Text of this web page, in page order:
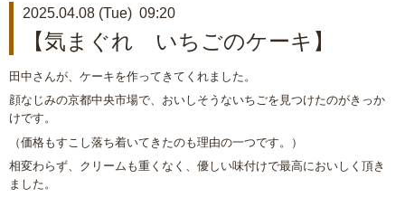
2025.04.08 (Tue) 09:20
【気まぐれ いちごのケーキ】
田中さんが、ケーキを作ってきてくれました。
顔なじみの京都中央市場で、おいしそうないちごを見つけたのがきっか
けです。
（価格もすこし落ち着いてきたのも理由の一つです。）
相変わらず、クリームも重くなく、優しい味付けで最高においしく頂き
ました。